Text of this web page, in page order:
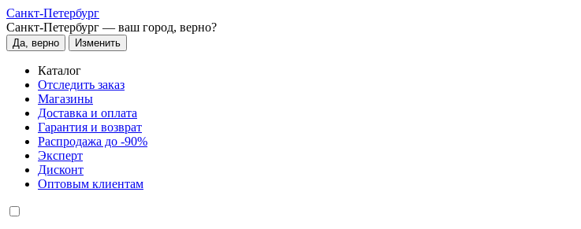
Санкт-Петербург
Санкт-Петербург — ваш город, верно?
Да, верно Изменить
Каталог
Отследить заказ
Магазины
Доставка и оплата
Гарантия и возврат
Распродажа до -90%
Эксперт
Дисконт
Оптовым клиентам